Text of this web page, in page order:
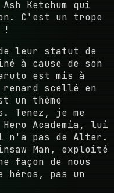
Ketchum qui
C'est un trope
!
leur statut de
à cause de son
est mis à
renard scellé en
un thème
Tenez, je me
Hero Academia, lui
n'a pas de Alter.
Man, exploité
façon de nous
héros, pas un